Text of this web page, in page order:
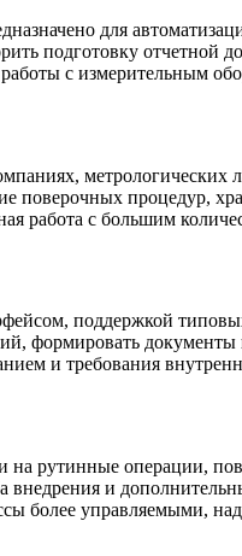
для
подготовку
с измерительным
метрологических
процедур,
работа с большим
поддержкой
формировать
и требования
рутинные операции,
и
более управляемыми,